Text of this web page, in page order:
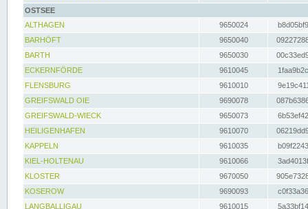
OSTSEE
ALTHAGEN
9650024
BARHÖFT
9650040
BARTH
9650030
ECKERNFÖRDE
9610045
FLENSBURG
9610010
GREIFSWALD OIE
9690078
GREIFSWALD-WIECK
9650073
HEILIGENHAFEN
9610070
KAPPELN
9610035
KIEL-HOLTENAU
9610066
KLOSTER
9670050
KOSEROW
9690093
LANGBALLIGAU
9610015